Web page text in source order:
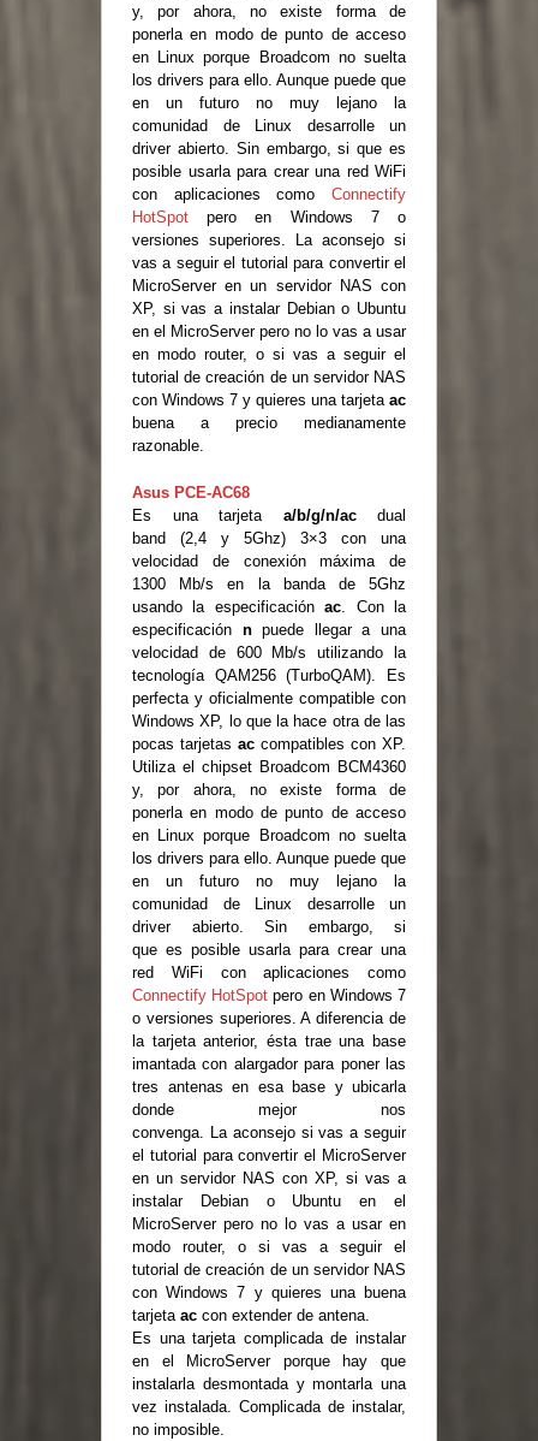
y, por ahora, no existe forma de
ponerla en modo de punto de acceso
en Linux porque Broadcom no suelta
los drivers para ello. Aunque puede que
en un futuro no muy lejano la
comunidad de Linux desarrolle un
driver abierto. Sin embargo, si que es
posible usarla para crear una red WiFi
con aplicaciones como Connectify
HotSpot pero en Windows 7 o
versiones superiores. La aconsejo si
vas a seguir el tutorial para convertir el
MicroServer en un servidor NAS con
XP, si vas a instalar Debian o Ubuntu
en el MicroServer pero no lo vas a usar
en modo router, o si vas a seguir el
tutorial de creación de un servidor NAS
con Windows 7 y quieres una tarjeta ac
buena a precio medianamente
razonable.
Asus PCE-AC68
Es una tarjeta a/b/g/n/acdual
band (2,4 y 5Ghz) 3×3 con una
velocidad de conexión máxima de
1300 Mb/s en la banda de 5Ghz
usando la especificaciónac. Con la
especificación npuede llegar a una
velocidad de 600 Mb/s utilizando la
tecnología QAM256 (TurboQAM). Es
perfecta y oficialmente compatible con
Windows XP, lo que la hace otra de las
pocas tarjetas ac compatibles con XP.
Utiliza el chipset Broadcom BCM4360
y, por ahora, no existe forma de
ponerla en modo de punto de acceso
en Linux porque Broadcom no suelta
los drivers para ello. Aunque puede que
en un futuro no muy lejano la
comunidad de Linux desarrolle un
driver abierto. Sin embargo, si
que es posible usarla para crear una
red WiFi con aplicaciones como
Connectify HotSpot pero en Windows 7
o versiones superiores. A diferencia de
la tarjeta anterior, ésta trae una base
imantada con alargador para poner las
tres antenas en esa base y ubicarla
donde mejor nos
convenga. La aconsejo si vas a seguir
el tutorial para convertir el MicroServer
en un servidor NAS con XP, si vas a
instalar Debian o Ubuntu en el
MicroServer pero no lo vas a usar en
modo router, o si vas a seguir el
tutorial de creación de un servidor NAS
con Windows 7 y quieres una buena
tarjeta ac con extender de antena.
Es una tarjeta complicada de instalar
en el MicroServer porque hay que
instalarla desmontada y montarla una
vez instalada. Complicada de instalar,
no imposible.